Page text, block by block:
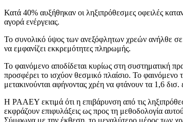
Κατά 40% αυξήθηκαν οι ληξιπρόθεσμες οφειλές
αγορά ενέργειας.
Το συνολικό ύψος των ανεξόφλητων χρεών ανήλθε
να εμφανίζει εκκρεμότητες πληρωμής.
Το φαινόμενο αποδίδεται κυρίως στη συστηματική
προσφέρει το ισχύον θεσμικό πλαίσιο. Το φαινόμενο
μετακινούνται αφήνοντας χρέη να φτάνουν τα 1,6
Η ΡΑΑΕΥ εκτιμά ότι η επιβάρυνση από τις
εκφράζουν επιφυλάξεις ως προς τη μεθοδολογία
Σύμφωνα με την έκθεση, το μεγαλύτερο μέρος των